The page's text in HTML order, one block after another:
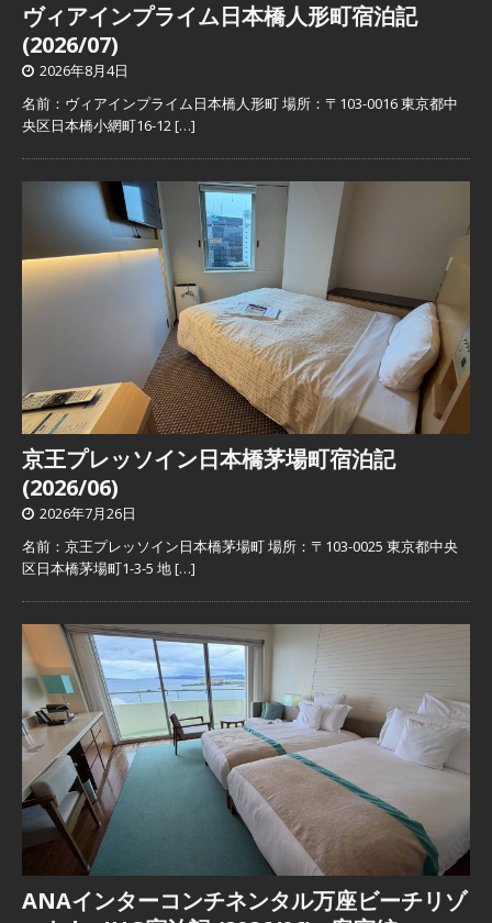
ヴィアインプライム日本橋人形町宿泊記
(2026/07)
2026年8月4日
名前：ヴィアインプライム日本橋人形町 場所：〒103-0016 東京都中
央区日本橋小網町16-12[…]
京王プレッソイン日本橋茅場町宿泊記
(2026/06)
2026年7月26日
名前：京王プレッソイン日本橋茅場町 場所：〒103-0025 東京都中央
区日本橋茅場町1-3-5 地[…]
ANAインターコンチネンタル万座ビーチリゾ